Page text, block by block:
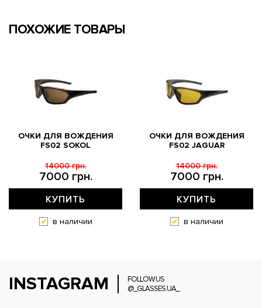
ПОХОЖИЕ ТОВАРЫ
ОЧКИ ДЛЯ ВОЖДЕНИЯ
FS02 SOKOL
7000 грн.
14000 грн.
КУПИТЬ
в наличии
ОЧКИ ДЛЯ ВОЖДЕНИЯ
FS02 JAGUAR
7000 грн.
14000 грн.
КУПИТЬ
в наличии
INSTAGRAM
FOLLOW US
@_GLASSES.UA_